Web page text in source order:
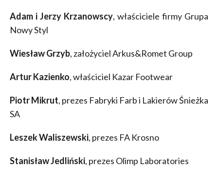
Adam i Jerzy Krzanowscy, właściciele firmy Grupa
Nowy Styl
Wiesław Grzyb, założyciel Arkus&Romet Group
Artur Kazienko, właściciel Kazar Footwear
Piotr Mikrut, prezes Fabryki Farb i Lakierów Śnieżka
SA
Leszek Waliszewski, prezes FA Krosno
Stanisław Jedliński, prezes Olimp Laboratories